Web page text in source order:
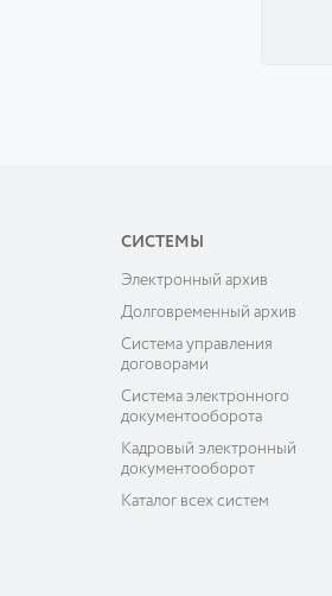
СИСТЕМЫ
Электронный архив
Долговременный архив
Система управления
договорами
Система электронного
документооборота
Кадровый электронный
документооборот
Каталог всех систем